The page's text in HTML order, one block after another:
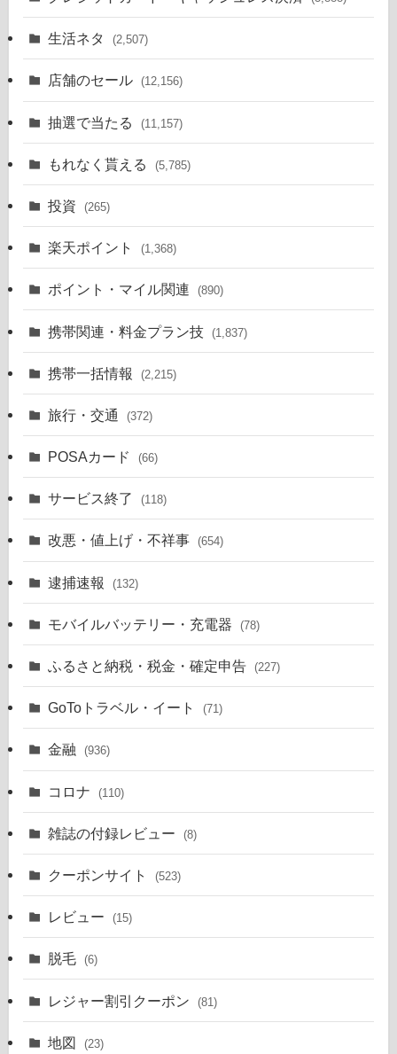
生活ネタ (2,507)
店舗のセール (12,156)
抽選で当たる (11,157)
もれなく貰える (5,785)
投資 (265)
楽天ポイント (1,368)
ポイント・マイル関連 (890)
携帯関連・料金プラン技 (1,837)
携帯一括情報 (2,215)
旅行・交通 (372)
POSAカード (66)
サービス終了 (118)
改悪・値上げ・不祥事 (654)
逮捕速報 (132)
モバイルバッテリー・充電器 (78)
ふるさと納税・税金・確定申告 (227)
GoToトラベル・イート (71)
金融 (936)
コロナ (110)
雑誌の付録レビュー (8)
クーポンサイト (523)
レビュー (15)
脱毛 (6)
レジャー割引クーポン (81)
地図 (23)